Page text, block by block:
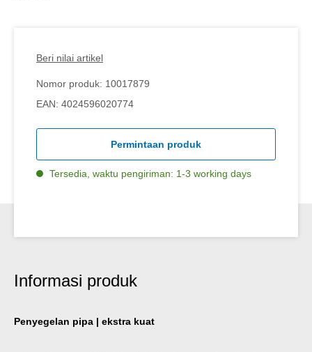
Beri nilai artikel
Nomor produk: 10017879
EAN: 4024596020774
Permintaan produk
Tersedia, waktu pengiriman: 1-3 working days
Informasi produk
Penyegelan pipa | ekstra kuat